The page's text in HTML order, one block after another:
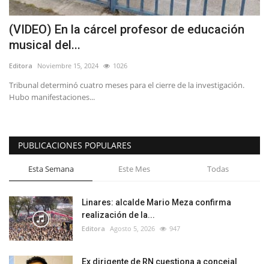
Política
Espectáculos
(VIDEO) En la cárcel profesor de educación
musical del...
Editora Noviembre 15, 2024 1026
Tribunal determinó cuatro meses para el cierre de la investigación.
Hubo manifestaciones...
PUBLICACIONES POPULARES
Esta Semana Este Mes Todas
Linares: alcalde Mario Meza confirma
realización de la...
Editora Agosto 5, 2026 947
Ex dirigente de RN cuestiona a concejal